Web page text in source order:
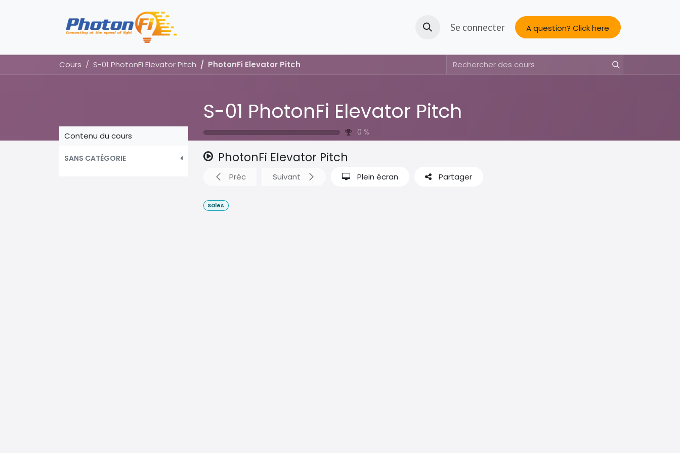
Page News About us
Se connecter A question? Click here
Cours S-01 PhotonFi Elevator Pitch PhotonFi Elevator Pitch
S-01 PhotonFi Elevator Pitch
0 %
Contenu du cours
SANS CATÉGORIE PhotonFi Elevator Pitch
Préc Suivant Plein écran Partager
Sales